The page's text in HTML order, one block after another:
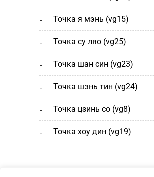
точка я мэнь (vg15)
точка су ляо (vg25)
точка шан cин (vg23)
точка шэнь тин (vg24)
точка цзинь со (vg8)
точка хоу дин (vg19)